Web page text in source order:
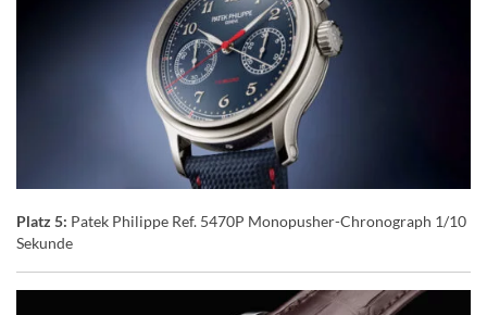
Platz 5: Patek Philippe Ref. 5470P Monopusher-Chronograph 1/10
Sekunde